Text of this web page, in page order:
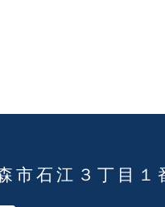
石江３丁目１